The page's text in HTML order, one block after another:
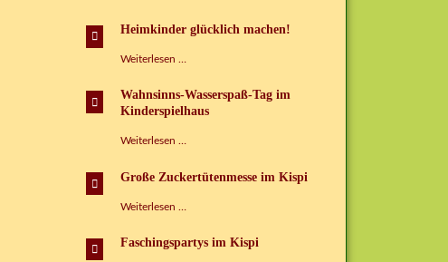
Sprachen
e.V.
Heimkinder glücklich machen!
Weiterlesen …
machen!
Wahnsinns-Wasserspaß-Tag im
Kinderspielhaus
Weiterlesen …
Tag
Große Zuckertütenmesse im Kispi
Weiterlesen …
im
Faschingspartys im Kispi